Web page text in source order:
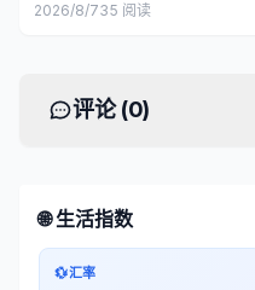
2026/8/735 阅读
评论 (0)
🌐 生活指数
💱汇率